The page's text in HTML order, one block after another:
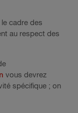
cadre des
au respect des
vous devrez
spécifique ; on